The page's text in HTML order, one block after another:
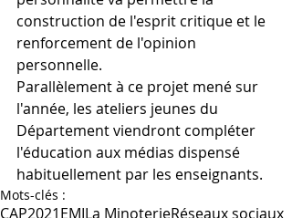
construction de l'esprit critique et le
renforcement de l'opinion
personnelle.
Parallèlement à ce projet mené sur
l'année, les ateliers jeunes du
Département viendront compléter
l'éducation aux médias dispensé
habituellement par les enseignants.
Mots-clés :
CAP2021EMILa MinoterieRéseaux sociaux